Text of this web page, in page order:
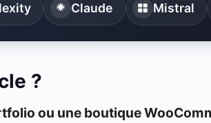
Claude Mistral
?
ou une boutique